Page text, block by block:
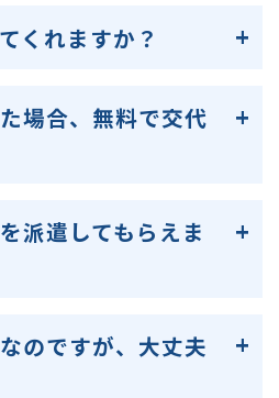
くれますか？
場合、無料で交代
派遣してもらえま
のですが、大丈夫